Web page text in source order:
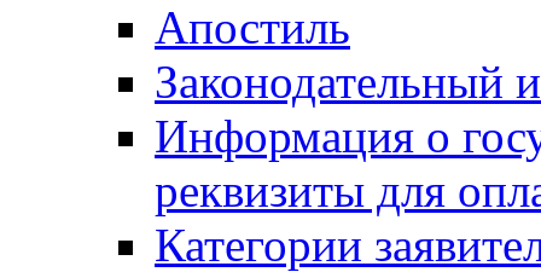
Апостиль
Законодательный
Информация о
реквизиты для
Категории